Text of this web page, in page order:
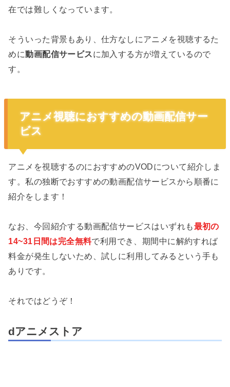
在では難しくなっています。
そういった背景もあり、仕方なしにアニメを視聴するた
めに動画配信サービスに加入する方が増えているので
す。
アニメ視聴におすすめの動画配信サー
ビス
アニメを視聴するのにおすすめのVODについて紹介しま
す。私の独断でおすすめの動画配信サービスから順番に
紹介をします！
なお、今回紹介する動画配信サービスはいずれも最初の
14~31日間は完全無料で利用でき、期間中に解約すれば
料金が発生しないため、試しに利用してみるという手も
ありです。
それではどうぞ！
dアニメストア